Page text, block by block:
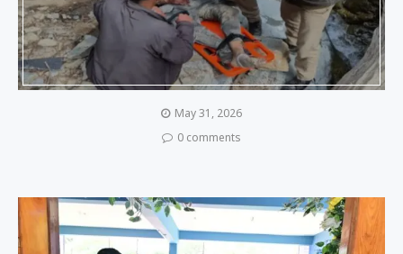
May 31, 2026
0 comments